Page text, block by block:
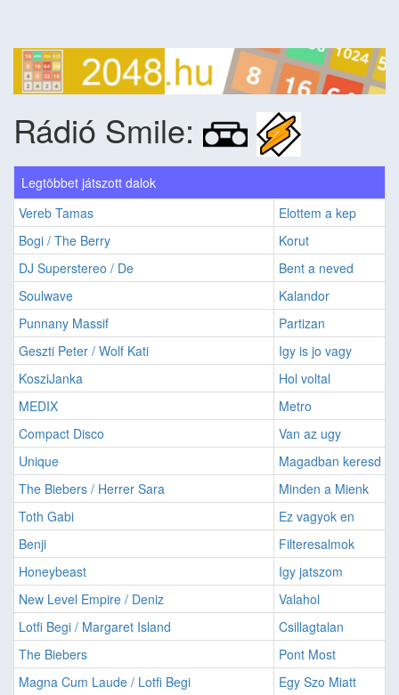
Rádió Smile:
Legtöbbet játszott dalok
Vereb Tamas
Elottem a kep
Bogi / The Berry
Korut
DJ Superstereo / De
Bent a neved
Soulwave
Kalandor
Punnany Massif
Partizan
Geszti Peter / Wolf Kati
Igy is jo vagy
KosziJanka
Hol voltal
MEDIX
Metro
Compact Disco
Van az ugy
Unique
Magadban keresd
The Biebers / Herrer Sara
Minden a Mienk
Toth Gabi
Ez vagyok en
Benji
Filteresalmok
Honeybeast
Igy jatszom
New Level Empire / Deniz
Valahol
Lotfi Begi / Margaret Island
Csillagtalan
The Biebers
Pont Most
Magna Cum Laude / Lotfi Begi
Egy Szo Miatt